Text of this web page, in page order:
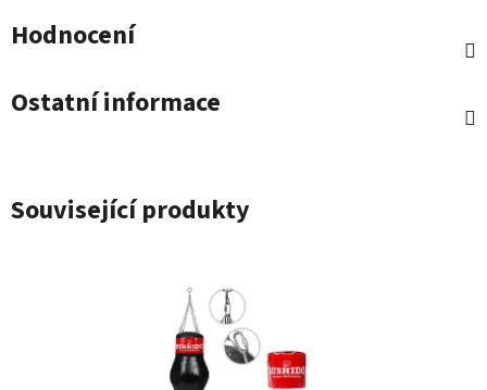
Hodnocení
Ostatní informace
Související produkty